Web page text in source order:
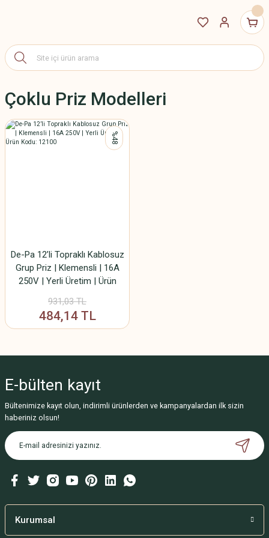
Çoklu Priz Modelleri
%48
De-Pa 12’li Topraklı Kablosuz
Grup Priz | Klemensli | 16A
250V | Yerli Üretim | Ürün
931,03 TL
484,14 TL
E-bülten kayıt
Bültenimize kayıt olun, indirimli ürünlerden ve kampanyalardan ilk sizin
haberiniz olsun!
Kurumsal